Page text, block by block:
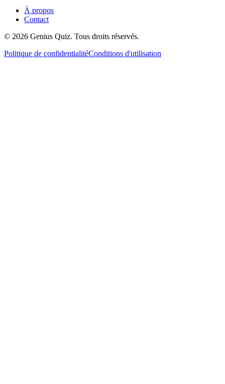
À propos
Contact
© 2026 Genius Quiz. Tous droits réservés.
Politique de confidentialitéConditions d'utilisation